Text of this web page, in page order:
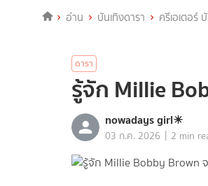
อ่าน บันเทิงดารา ครีเอเตอร์
ดารา
รู้จัก Millie
nowadays girl☀︎︎
03 ก.ค. 2026 | 2 min